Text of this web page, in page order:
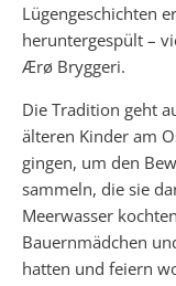
Lügengeschichten
heruntergespült –
Ærø Bryggeri.
Die Tradition geht
älteren Kinder am
gingen, um den
sammeln, die sie
Meerwasser
Bauernmädchen
hatten und feiern